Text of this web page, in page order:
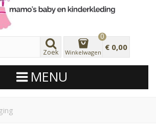
Zoek Winkelwagen
0
€ 0,00
MENU